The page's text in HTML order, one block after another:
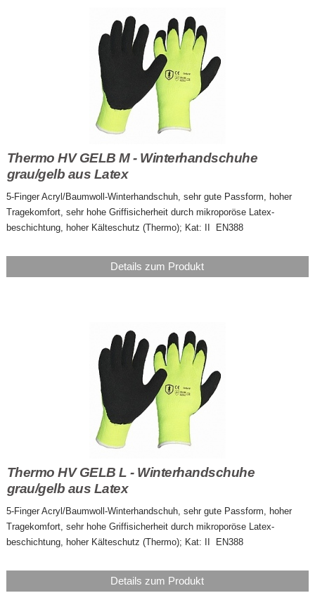
Thermo HV GELB M - Winterhandschuhe
grau/gelb aus Latex
5-Finger Acryl/Baumwoll-Winterhandschuh, sehr gute Passform, hoher
Tragekomfort, sehr hohe Griffisicherheit durch mikroporöse Latex-
beschichtung, hoher Kälteschutz (Thermo); Kat: II EN388
Details zum Produkt
Thermo HV GELB L - Winterhandschuhe
grau/gelb aus Latex
5-Finger Acryl/Baumwoll-Winterhandschuh, sehr gute Passform, hoher
Tragekomfort, sehr hohe Griffisicherheit durch mikroporöse Latex-
beschichtung, hoher Kälteschutz (Thermo); Kat: II EN388
Details zum Produkt